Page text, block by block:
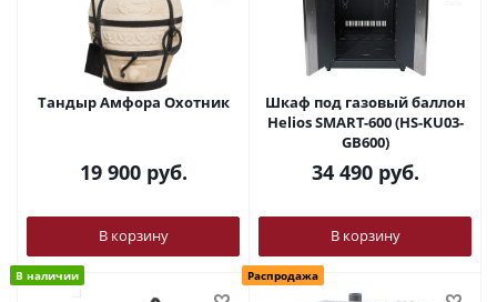
Тандыр Амфора Охотник
19 900руб.
В корзину
Шкаф под газовый баллон
Helios SMART-600 (HS-KU03-
GB600)
34 490руб.
В корзину
В наличии Распродажа